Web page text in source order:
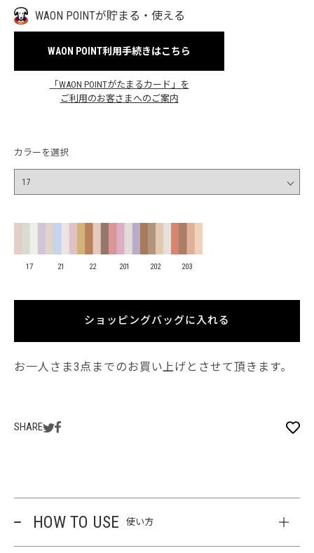
WAON POINTが貯まる・使える
WAON POINT利用手続きはこちら
「WAON POINTがたまるカード」を
ご利用のお客さまへのご案内
カラーを選択
17 21 22 201 202 203
ショッピングバッグに入れる
お一人さま3点までのお買い上げとさせて頂きます。
SHARE
HOW TO USE 使い方